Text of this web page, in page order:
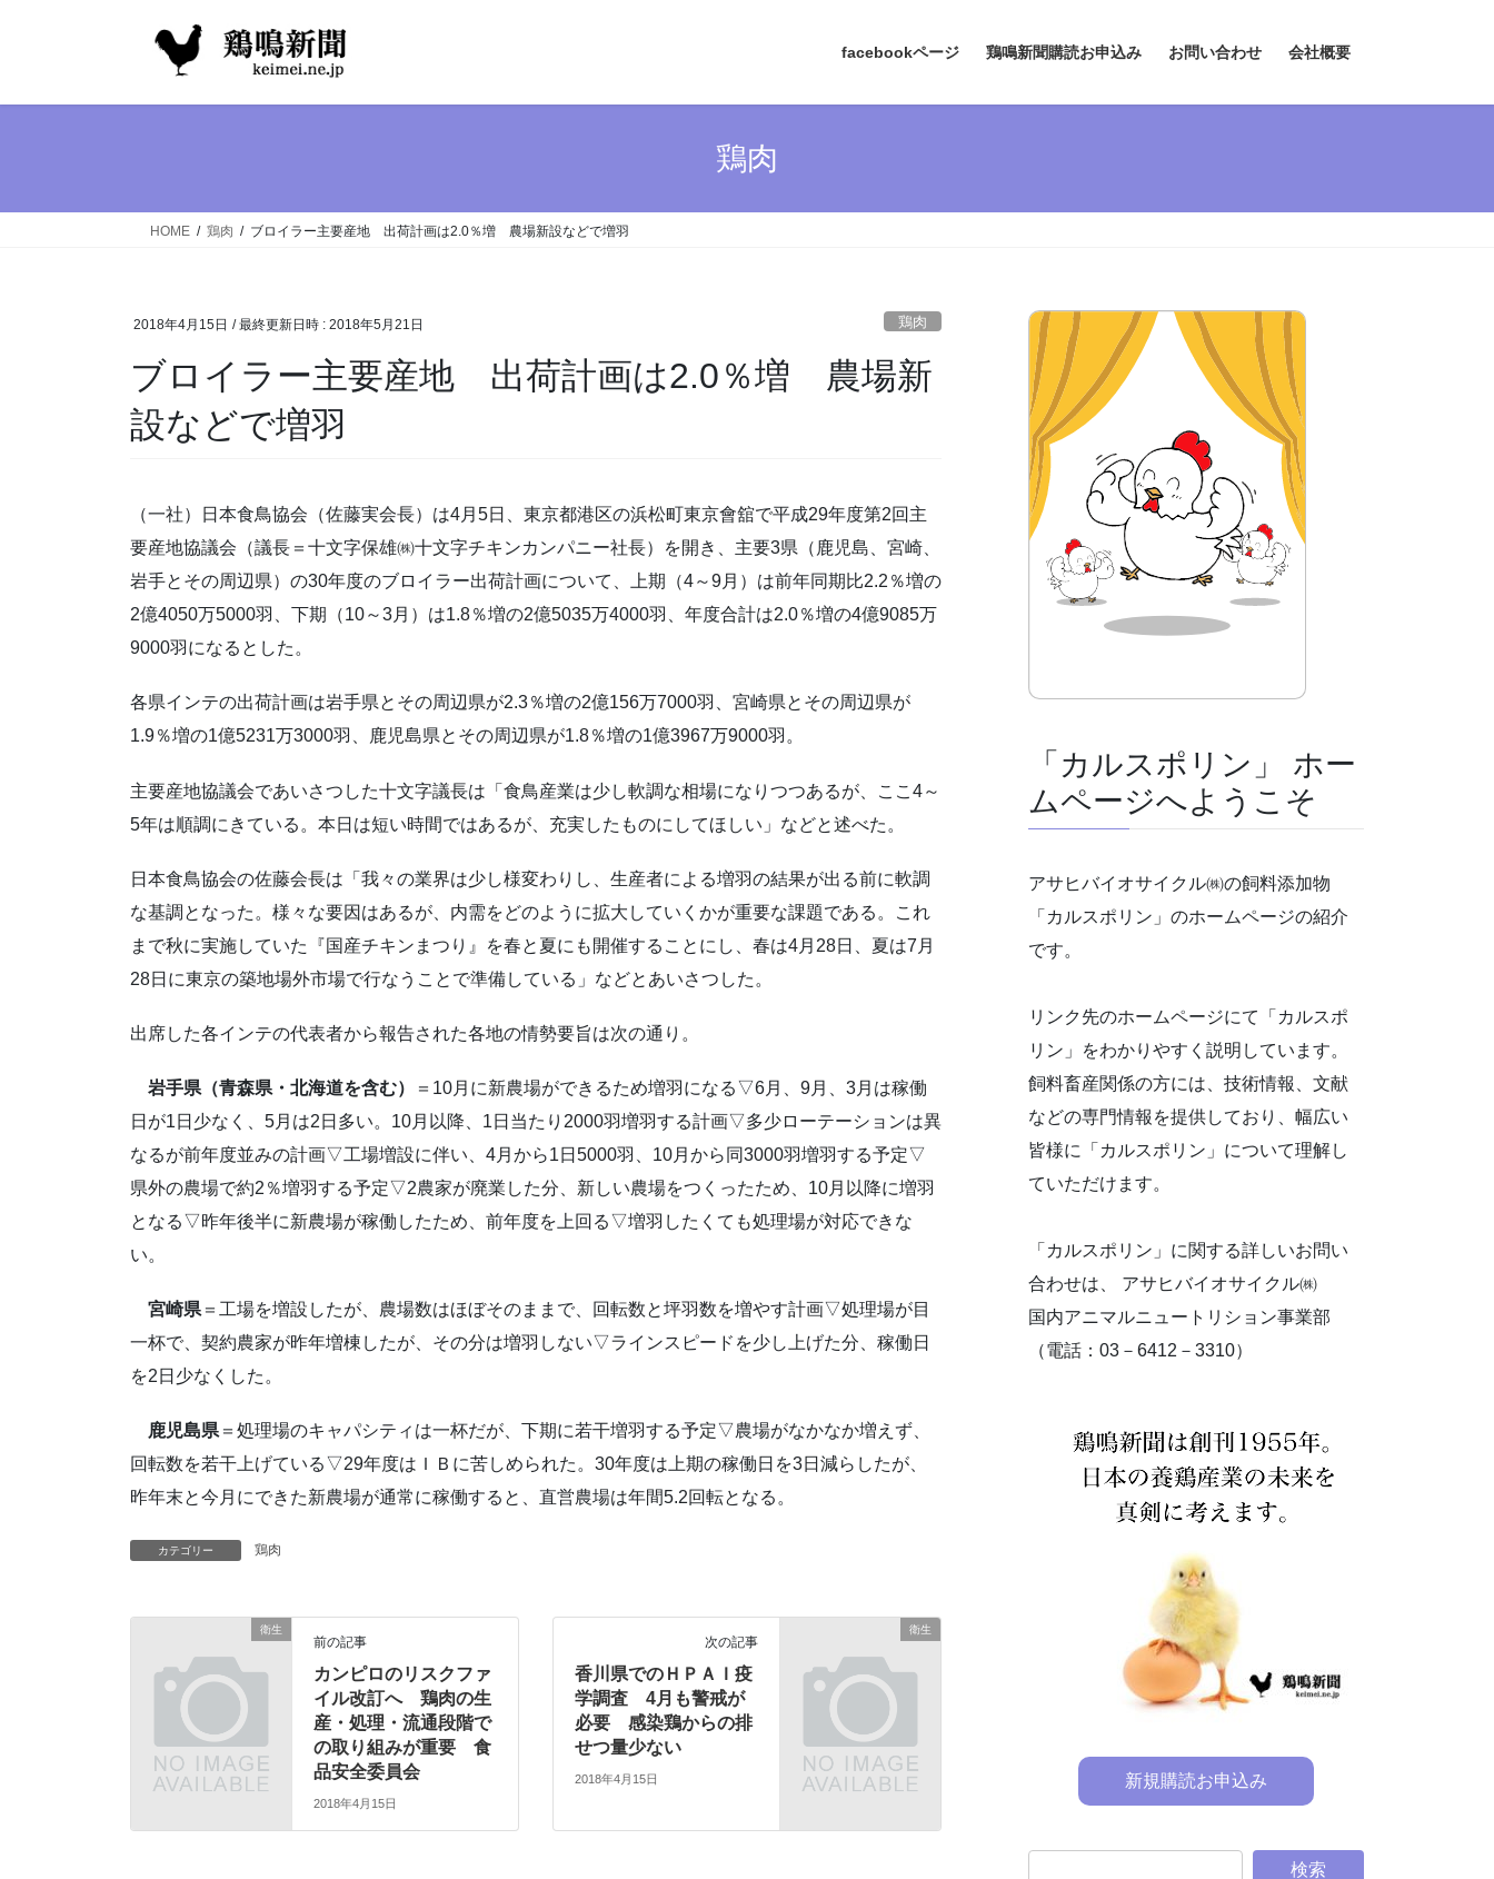
facebookページ 鶏鳴新聞購読お申込み お問い合わせ 会社概要
鶏肉
HOME 鶏肉 ブロイラー主要産地 出荷計画は2.0％増 農場新設などで増羽
2018年4月15日 / 最終更新日時 : 2018年5月21日 鶏肉
ブロイラー主要産地 出荷計画は2.0％増 農場新
設などで増羽
（一社）日本食鳥協会（佐藤実会長）は4月5日、東京都港区の浜松町東京會舘で平成29年度第2回主
要産地協議会（議長＝十文字保雄㈱十文字チキンカンパニー社長）を開き、主要3県（鹿児島、宮崎、
岩手とその周辺県）の30年度のブロイラー出荷計画について、上期（4～9月）は前年同期比2.2％増の
2億4050万5000羽、下期（10～3月）は1.8％増の2億5035万4000羽、年度合計は2.0％増の4億9085万
9000羽になるとした。
各県インテの出荷計画は岩手県とその周辺県が2.3％増の2億156万7000羽、宮崎県とその周辺県が
1.9％増の1億5231万3000羽、鹿児島県とその周辺県が1.8％増の1億3967万9000羽。
主要産地協議会であいさつした十文字議長は「食鳥産業は少し軟調な相場になりつつあるが、ここ4～
5年は順調にきている。本日は短い時間ではあるが、充実したものにしてほしい」などと述べた。
日本食鳥協会の佐藤会長は「我々の業界は少し様変わりし、生産者による増羽の結果が出る前に軟調
な基調となった。様々な要因はあるが、内需をどのように拡大していくかが重要な課題である。これ
まで秋に実施していた『国産チキンまつり』を春と夏にも開催することにし、春は4月28日、夏は7月
28日に東京の築地場外市場で行なうことで準備している」などとあいさつした。
出席した各インテの代表者から報告された各地の情勢要旨は次の通り。
岩手県（青森県・北海道を含む）
＝10月に新農場ができるため増羽になる▽6月、9月、3月は稼働
日が1日少なく、5月は2日多い。10月以降、1日当たり2000羽増羽する計画▽多少ローテーションは異
なるが前年度並みの計画▽工場増設に伴い、4月から1日5000羽、10月から同3000羽増羽する予定▽
県外の農場で約2％増羽する予定▽2農家が廃業した分、新しい農場をつくったため、10月以降に増羽
となる▽昨年後半に新農場が稼働したため、前年度を上回る▽増羽したくても処理場が対応できな
い。
宮崎県 ＝工場を増設したが、農場数はほぼそのままで、回転数と坪羽数を増やす計画▽処理場が目
一杯で、契約農家が昨年増棟したが、その分は増羽しない▽ラインスピードを少し上げた分、稼働日
を2日少なくした。
鹿児島県＝処理場のキャパシティは一杯だが、下期に若干増羽する予定▽農場がなかなか増えず、
回転数を若干上げている▽29年度はＩＢに苦しめられた。30年度は上期の稼働日を3日減らしたが、
昨年末と今月にできた新農場が通常に稼働すると、直営農場は年間5.2回転となる。
カテゴリー 鶏肉
衛生
前の記事
カンピロのリスクファ
イル改訂へ 鶏肉の生
産・処理・流通段階で
の取り組みが重要 食
品安全委員会
2018年4月15日
衛生
次の記事
香川県でのＨＰＡＩ疫
学調査 4月も警戒が
必要 感染鶏からの排
せつ量少ない
2018年4月15日
「カルスポリン」 ホー
ムページへようこそ
アサヒバイオサイクル㈱の飼料添加物
「カルスポリン」のホームページの紹介
です。
リンク先のホームページにて「カルスポ
リン」をわかりやすく説明しています。
飼料畜産関係の方には、技術情報、文献
などの専門情報を提供しており、幅広い
皆様に「カルスポリン」について理解し
ていただけます。
「カルスポリン」に関する詳しいお問い
合わせは、 アサヒバイオサイクル㈱
国内アニマルニュートリション事業部
（電話：03－6412－3310）
新規購読お申込み